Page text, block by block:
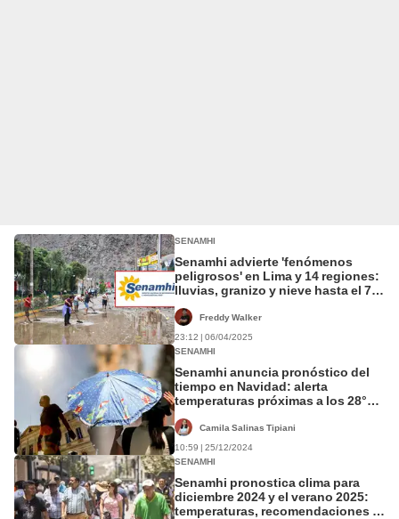
SENAMHI
Senamhi advierte 'fenómenos
peligrosos' en Lima y 14 regiones:
lluvias, granizo y nieve hasta el 7
Freddy Walker
23:12 | 06/04/2025
SENAMHI
Senamhi anuncia pronóstico del
tiempo en Navidad: alerta
temperaturas próximas a los 28°C
Camila Salinas Tipiani
10:59 | 25/12/2024
SENAMHI
Senamhi pronostica clima para
diciembre 2024 y el verano 2025:
temperaturas, recomendaciones y